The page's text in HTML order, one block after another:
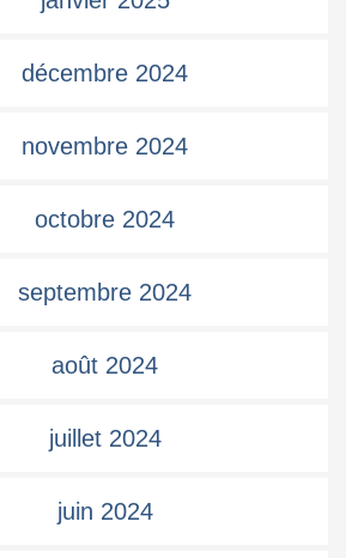
décembre 2024
novembre 2024
octobre 2024
septembre 2024
août 2024
juillet 2024
juin 2024